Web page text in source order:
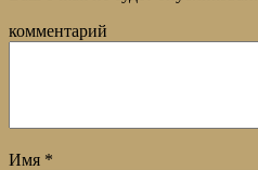
комментарий
Имя *